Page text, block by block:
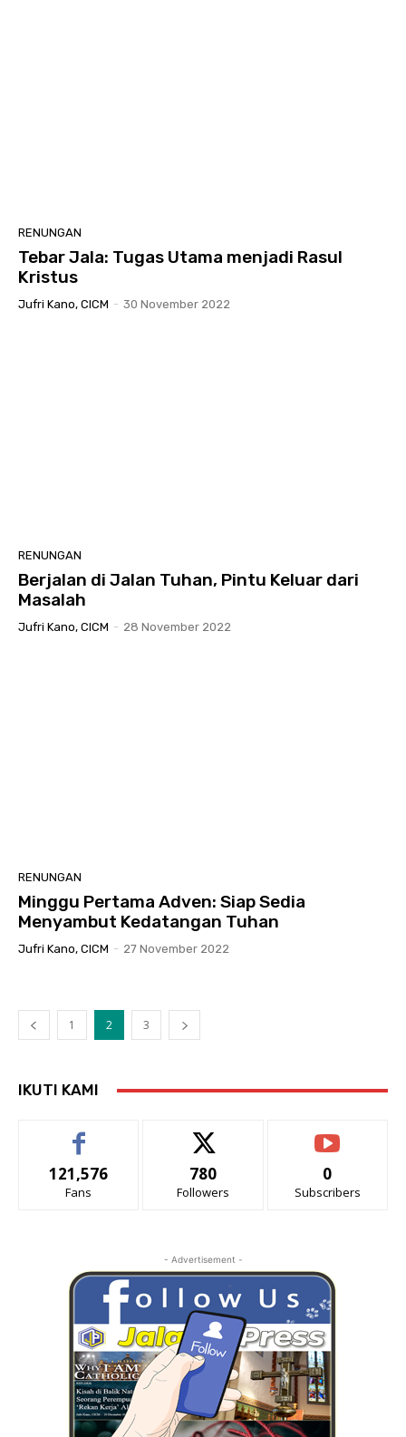
RENUNGAN
Tebar Jala: Tugas Utama menjadi Rasul
Kristus
Jufri Kano, CICM - 30 November 2022
RENUNGAN
Berjalan di Jalan Tuhan, Pintu Keluar dari
Masalah
Jufri Kano, CICM - 28 November 2022
RENUNGAN
Minggu Pertama Adven: Siap Sedia
Menyambut Kedatangan Tuhan
Jufri Kano, CICM - 27 November 2022
1 2 3
IKUTI KAMI
121,576
Fans
780
Followers
0
Subscribers
- Advertisement -